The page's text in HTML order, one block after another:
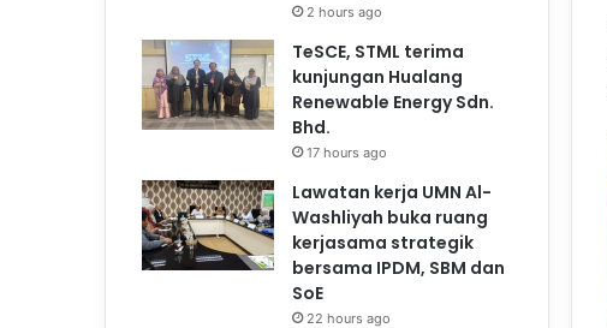
2 hours ago
TeSCE, STML terima
kunjungan Hualang
Renewable Energy Sdn.
Bhd.
17 hours ago
Lawatan kerja UMN Al-
Washliyah buka ruang
kerjasama strategik
bersama IPDM, SBM dan
SoE
22 hours ago